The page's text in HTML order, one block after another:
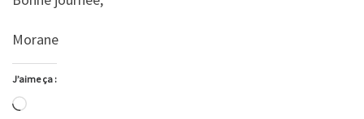
Morane
J’aime ça :
Chargement…